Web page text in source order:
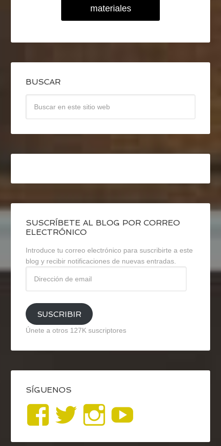
materiales
BUSCAR
SUSCRÍBETE AL BLOG POR CORREO
ELECTRÓNICO
Introduce tu correo electrónico para suscribirte a este
blog y recibir notificaciones de nuevas entradas.
email
SUSCRIBIR
Únete a otros 127K suscriptores
SÍGUENOS
Ver
perfil
Ver
perfil
Ver
perfil